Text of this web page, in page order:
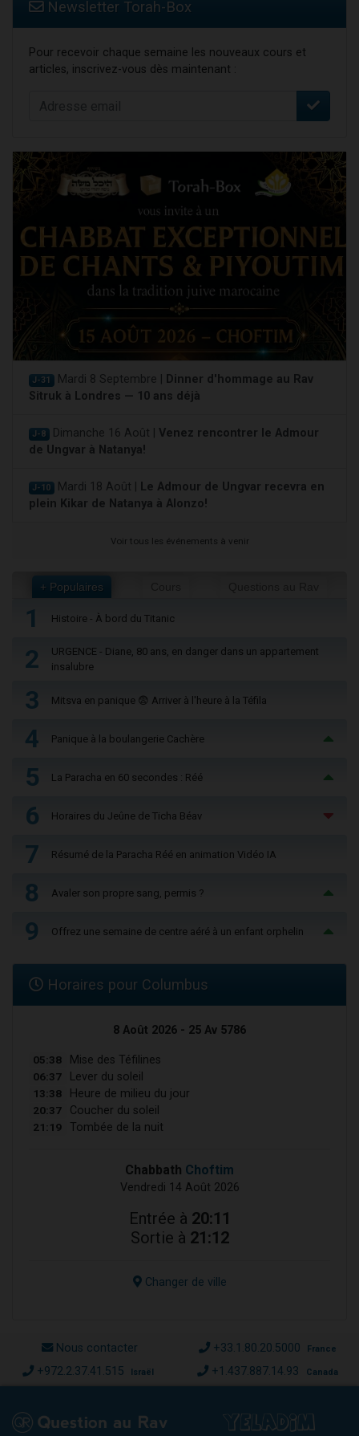
Newsletter Torah-Box
Pour recevoir chaque semaine les nouveaux cours et
articles, inscrivez-vous dès maintenant :
J-31 Mardi 8 Septembre |
Dinner d'hommage au Rav
Sitruk à Londres — 10 ans déjà
J-8 Dimanche 16 Août | Venez rencontrer le Admour
de Ungvar à Natanya!
J-10 Mardi 18 Août |
Le Admour de Ungvar recevra en
plein Kikar de Natanya à Alonzo!
Voir tous les événements à venir
+ Populaires
1 Histoire - À bord du Titanic
2
URGENCE - Diane, 80 ans, en danger dans un appartement
insalubre
3 Mitsva en panique 😨 Arriver à l'heure à la Téfila
4 Panique à la boulangerie Cachère
5 La Paracha en 60 secondes : Réé
6 Horaires du Jeûne de Ticha Béav
7 Résumé de la Paracha Réé en animation Vidéo IA
8 Avaler son propre sang, permis ?
9 Offrez une semaine de centre aéré à un enfant orphelin
Horaires pour Columbus
8 Août 2026 - 25 Av 5786
05:38 Mise des Téfilines
06:37 Lever du soleil
13:38 Heure de milieu du jour
20:37 Coucher du soleil
21:19 Tombée de la nuit
Chabbath Choftim
Vendredi 14 Août 2026
Entrée à 20:11
Sortie à 21:12
Changer de ville
Nous contacter +33.1.80.20.5000 France
+972.2.37.41.515 Israël +1.437.887.14.93 Canada